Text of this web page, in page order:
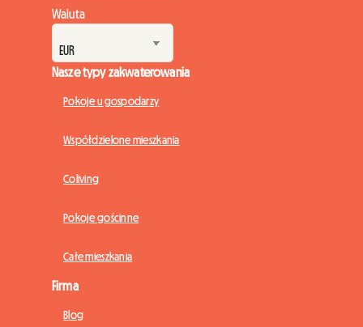
Waluta
Nasze typy zakwaterowania
Pokoje u gospodarzy
Współdzielone mieszkania
Coliving
Pokoje gościnne
Całe mieszkania
Firma
Blog